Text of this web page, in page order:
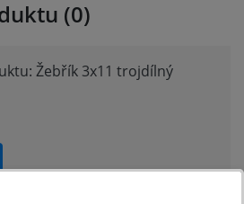
(0)
Žebřík 3x11 trojdílný